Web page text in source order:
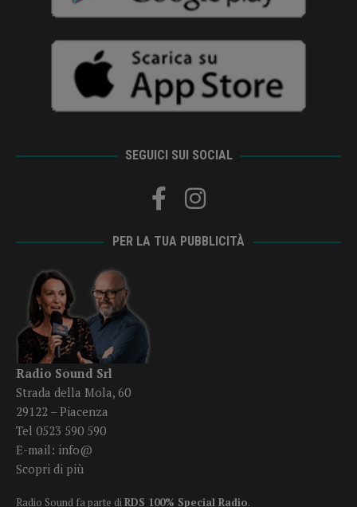
SEGUICI SUI SOCIAL
PER LA TUA PUBBLICITÀ
Radio Sound Srl
Strada della Mola, 60
29122 – Piacenza
Tel 0523 590 590
E-mail: info@
Scopri di più
Radio Sound fa parte diRDS 100% Special Radio.